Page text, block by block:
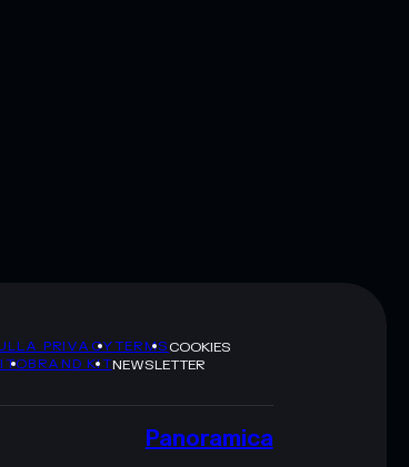
PRIVACYTERMSCOOKIES
BRAND KITNEWSLETTER
Panoramica